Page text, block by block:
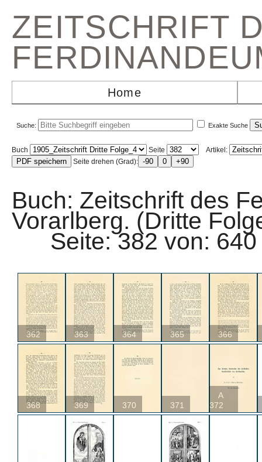
ZEITSCHRIFT
Home
Suche: Exakte Suche
Buch Seite
Artikel:
Seite drehen (Grad):
Buch: Zeitschrift des
Vorarlberg. (Dritte
Seite: 382 von:
362 363 364 365 366
368 369 370 371
A
372